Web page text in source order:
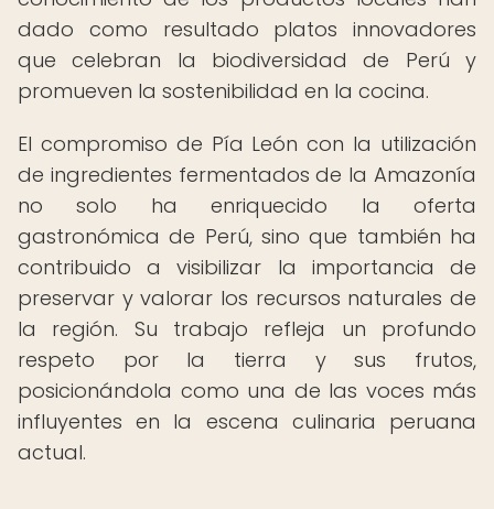
dado como resultado platos innovadores
que celebran la biodiversidad de Perú y
promueven la sostenibilidad en la cocina.
El compromiso de Pía León con la utilización
de ingredientes fermentados de la Amazonía
no solo ha enriquecido la oferta
gastronómica de Perú, sino que también ha
contribuido a visibilizar la importancia de
preservar y valorar los recursos naturales de
la región. Su trabajo refleja un profundo
respeto por la tierra y sus frutos,
posicionándola como una de las voces más
influyentes en la escena culinaria peruana
actual.